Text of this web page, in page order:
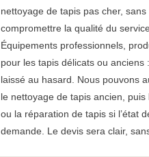
nettoyage de tapis pas cher, sans
compromettre la qualité du
Équipements professionnels,
pour les tapis délicats ou anciens
laissé au hasard. Nous pouvons
le nettoyage de tapis ancien, puis
ou la réparation de tapis si l’état
demande. Le devis sera clair,